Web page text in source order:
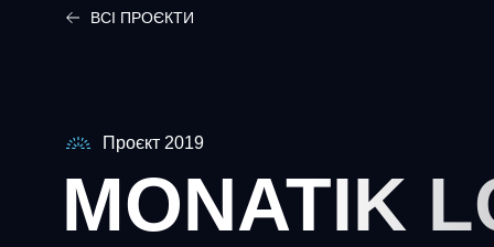
ВСІ ПРОЄКТИ
Проєкт 2019
MONATIK